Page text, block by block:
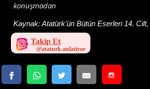
konuşmadan
Kaynak:Atatürk'ün Bütün Eserleri 14.
Takip Et